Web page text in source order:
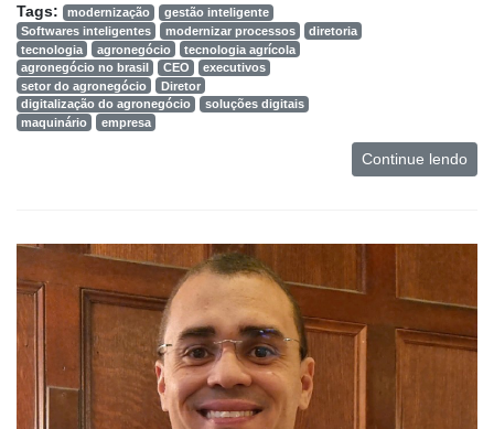
Tags: modernização
gestão inteligente
Softwares inteligentes
modernizar processos
diretoria
tecnologia
agronegócio
tecnologia agrícola
agronegócio no brasil
CEO
executivos
setor do agronegócio
Diretor
digitalização do agronegócio
soluções digitais
maquinário
empresa
Continue lendo